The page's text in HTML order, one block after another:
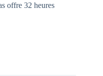
offre 32 heures